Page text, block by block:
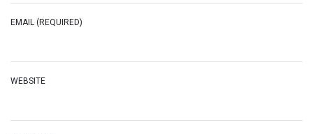
EMAIL (REQUIRED)
WEBSITE